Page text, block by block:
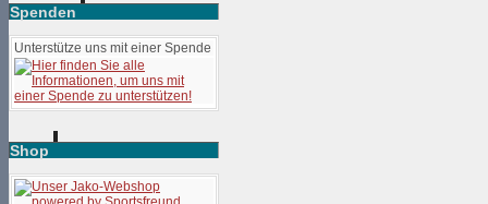
Spenden
Unterstütze uns mit einer Spende
Shop